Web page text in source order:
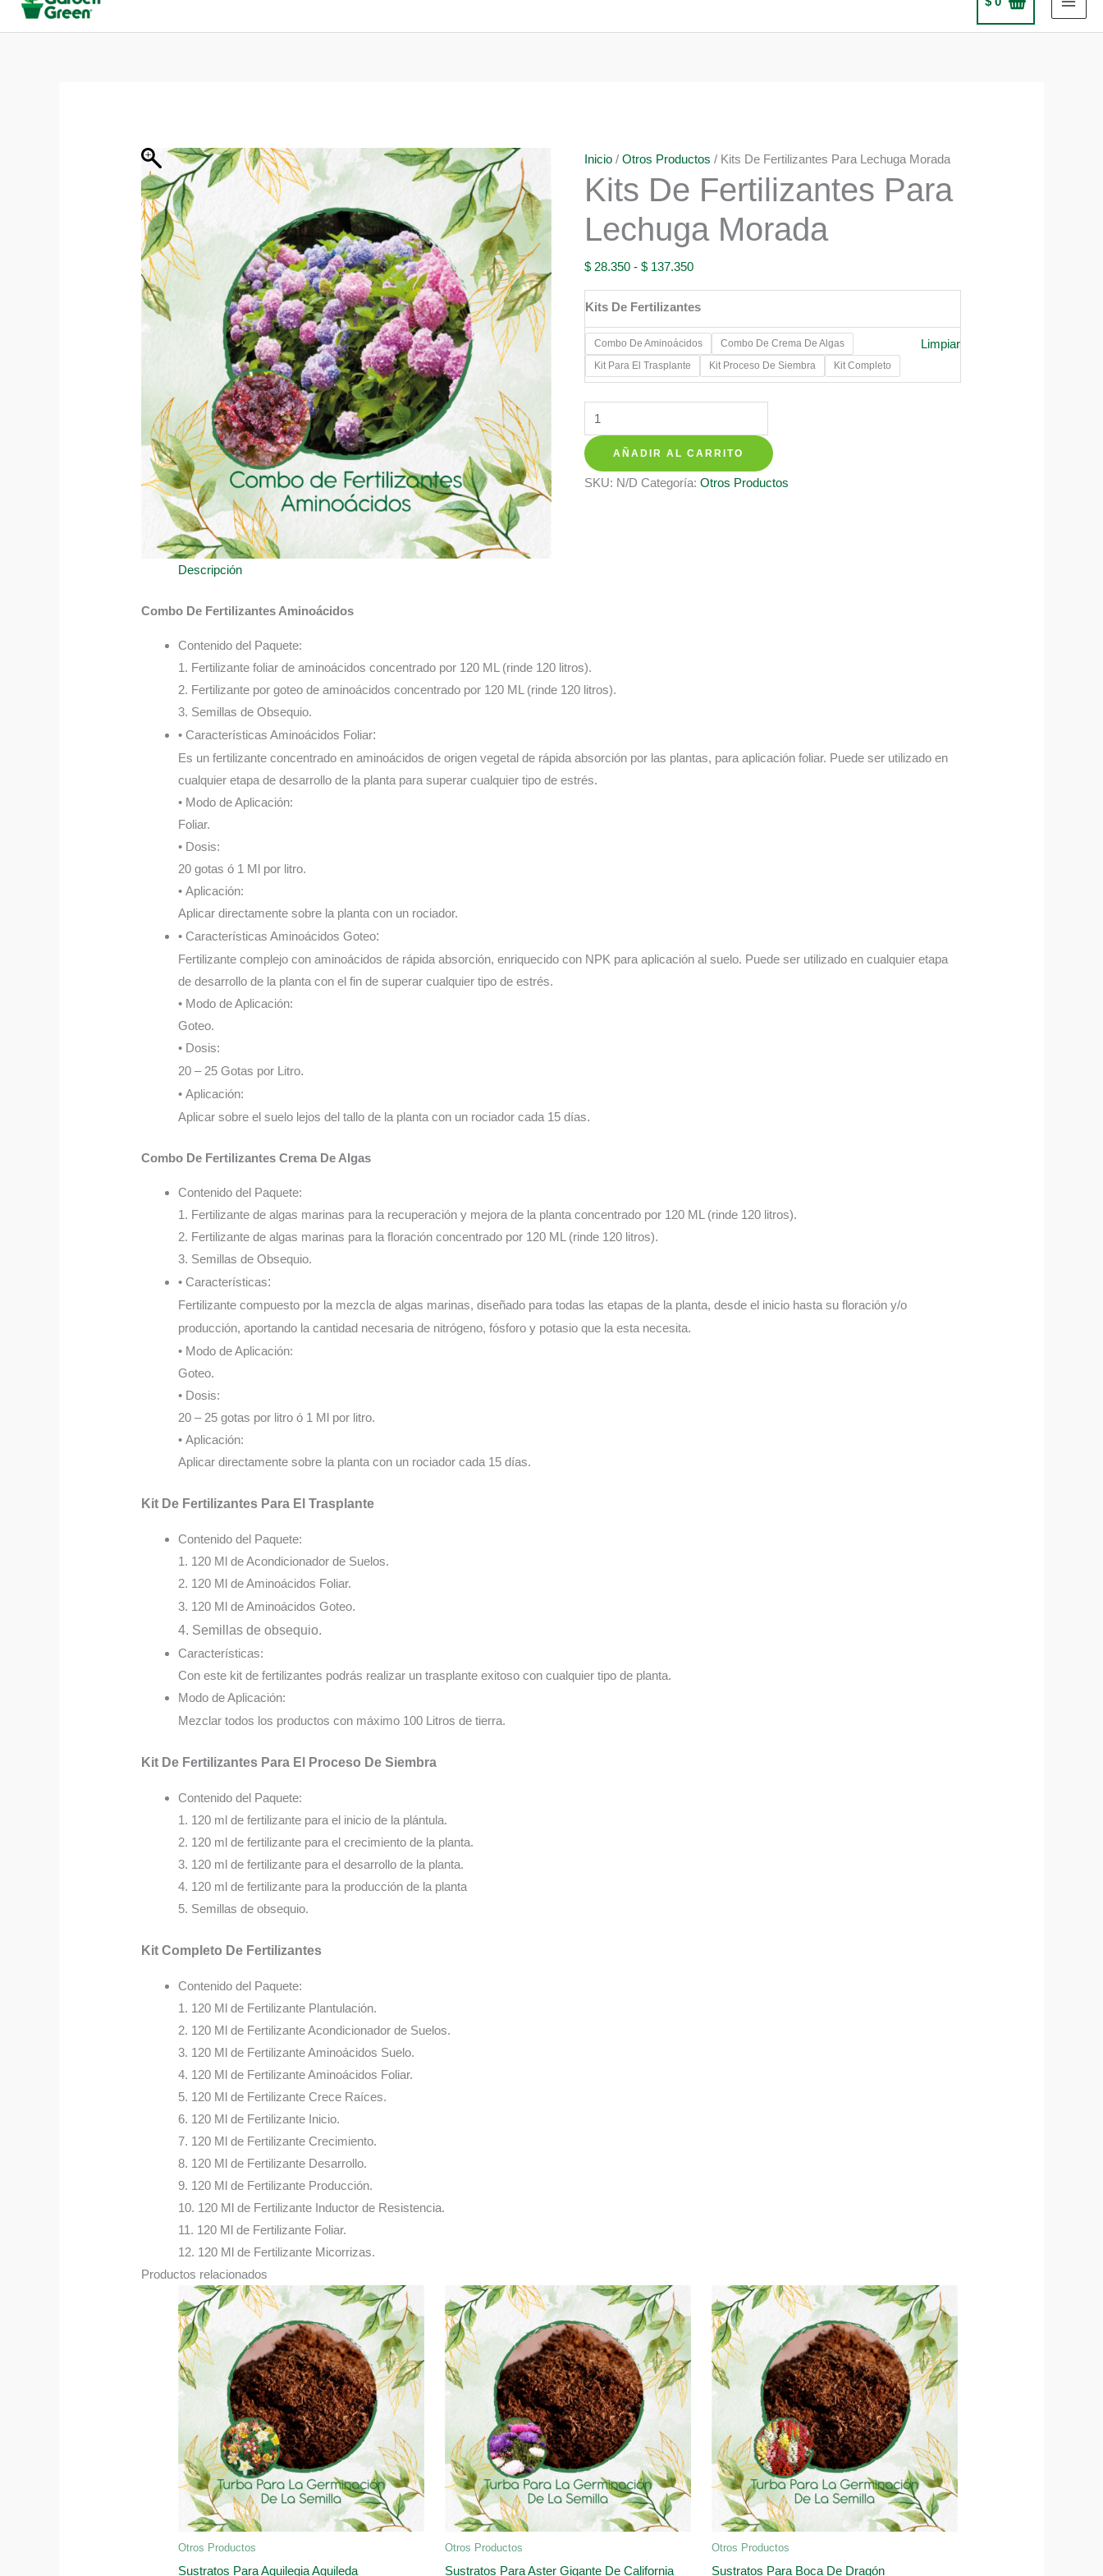
Inicio / Otros Productos / Kits De Fertilizantes Para Lechuga Morada
Kits De Fertilizantes Para
Lechuga Morada
$ 28.350 - $ 137.350Rango
de
precios:
desde
$ 28.350
hasta
$ 137.350
Kits De Fertilizantes
Combo De Aminoácidos
Combo De Crema De Algas
Kit Para El Trasplante
Kit Proceso De Siembra Kit Completo
Limpiar
Kits
De
Fertilizantes
Para
AÑADIR AL CARRITO
SKU: N/D Categoría: Otros Productos
Descripción
Combo De Fertilizantes Aminoácidos
Contenido del Paquete:
1. Fertilizante foliar de aminoácidos concentrado por 120 ML (rinde 120 litros).
2. Fertilizante por goteo de aminoácidos concentrado por 120 ML (rinde 120 litros).
3. Semillas de Obsequio.
• Características Aminoácidos Foliar:
Es un fertilizante concentrado en aminoácidos de origen vegetal de rápida absorción por las plantas, para aplicación foliar. Puede ser utilizado en
cualquier etapa de desarrollo de la planta para superar cualquier tipo de estrés.
• Modo de Aplicación:
Foliar.
• Dosis:
20 gotas ó 1 Ml por litro.
• Aplicación:
Aplicar directamente sobre la planta con un rociador.
• Características Aminoácidos Goteo:
Fertilizante complejo con aminoácidos de rápida absorción, enriquecido con NPK para aplicación al suelo. Puede ser utilizado en cualquier etapa
de desarrollo de la planta con el fin de superar cualquier tipo de estrés.
• Modo de Aplicación:
Goteo.
• Dosis:
20 – 25 Gotas por Litro.
• Aplicación:
Aplicar sobre el suelo lejos del tallo de la planta con un rociador cada 15 días.
Combo De Fertilizantes Crema De Algas
Contenido del Paquete:
1. Fertilizante de algas marinas para la recuperación y mejora de la planta concentrado por 120 ML (rinde 120 litros).
2. Fertilizante de algas marinas para la floración concentrado por 120 ML (rinde 120 litros).
3. Semillas de Obsequio.
• Características:
Fertilizante compuesto por la mezcla de algas marinas, diseñado para todas las etapas de la planta, desde el inicio hasta su floración y/o
producción, aportando la cantidad necesaria de nitrógeno, fósforo y potasio que la esta necesita.
• Modo de Aplicación:
Goteo.
• Dosis:
20 – 25 gotas por litro ó 1 Ml por litro.
• Aplicación:
Aplicar directamente sobre la planta con un rociador cada 15 días.
Kit De Fertilizantes Para El Trasplante
Contenido del Paquete:
1. 120 Ml de Acondicionador de Suelos.
2. 120 Ml de Aminoácidos Foliar.
3. 120 Ml de Aminoácidos Goteo.
4. Semillas de obsequio.
Características:
Con este kit de fertilizantes podrás realizar un trasplante exitoso con cualquier tipo de planta.
Modo de Aplicación:
Mezclar todos los productos con máximo 100 Litros de tierra.
Kit De Fertilizantes Para El Proceso De Siembra
Contenido del Paquete:
1. 120 ml de fertilizante para el inicio de la plántula.
2. 120 ml de fertilizante para el crecimiento de la planta.
3. 120 ml de fertilizante para el desarrollo de la planta.
4. 120 ml de fertilizante para la producción de la planta
5. Semillas de obsequio.
Kit Completo De Fertilizantes
Contenido del Paquete:
1. 120 Ml de Fertilizante Plantulación.
2. 120 Ml de Fertilizante Acondicionador de Suelos.
3. 120 Ml de Fertilizante Aminoácidos Suelo.
4. 120 Ml de Fertilizante Aminoácidos Foliar.
5. 120 Ml de Fertilizante Crece Raíces.
6. 120 Ml de Fertilizante Inicio.
7. 120 Ml de Fertilizante Crecimiento.
8. 120 Ml de Fertilizante Desarrollo.
9. 120 Ml de Fertilizante Producción.
10. 120 Ml de Fertilizante Inductor de Resistencia.
11. 120 Ml de Fertilizante Foliar.
12. 120 Ml de Fertilizante Micorrizas.
Productos relacionados
Otros Productos
Sustratos Para Aquilegia Aguileda
Otros Productos
Sustratos Para Aster Gigante De California
Otros Productos
Sustratos Para Boca De Dragón